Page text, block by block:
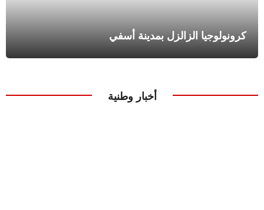
كرونولوجيا الزالزل بمدينة أسفي
أخبار وطنية